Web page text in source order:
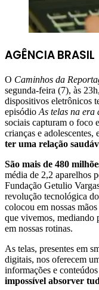
AGÊNCIA BRASIL
O Caminhos da
segunda-feira (7), às
dispositivos eletrônicos
episódio As telas na era
sociais capturam o foco
crianças e adolescentes,
ter uma relação
São mais de 480
média de 2,2 aparelhos
Fundação Getulio
revolução tecnológica
colocou em nossas
que vivemos, mediando
em nossas rotinas.
As telas, presentes em
digitais, nos oferecem
informações e
impossível absorver